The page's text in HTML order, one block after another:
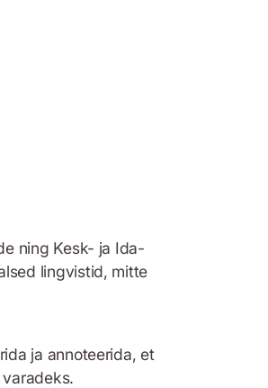
ning Kesk- ja Ida-
lingvistid, mitte
ja annoteerida, et